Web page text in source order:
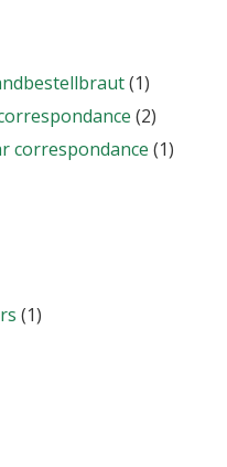
(1)
(2)
correspondance (1)
(1)